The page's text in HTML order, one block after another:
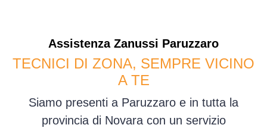
Assistenza Zanussi Paruzzaro
TECNICI DI ZONA, SEMPRE VICINO
A TE
Siamo presenti a Paruzzaro e in tutta la
provincia di Novara con un servizio